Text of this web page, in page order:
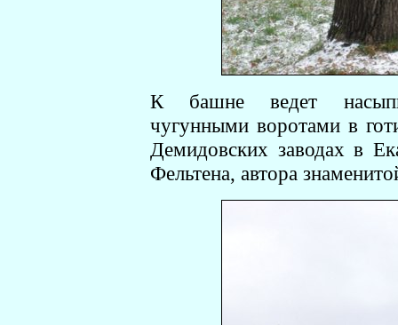
К башне ведет насыпь-
чугунными воротами в
Демидовских заводах в
Фельтена, автора